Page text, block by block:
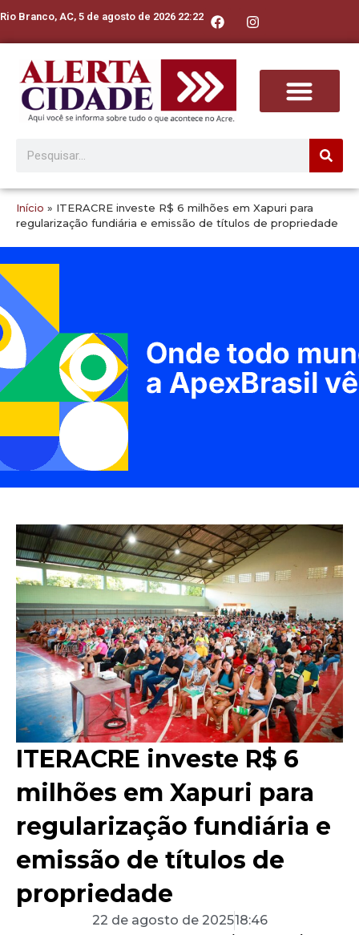
Rio Branco, AC, 5 de agosto de 2026 22:22
Início » ITERACRE investe R$ 6 milhões em Xapuri para
regularização fundiária e emissão de títulos de propriedade
ITERACRE investe R$ 6
milhões em Xapuri para
regularização fundiária e
emissão de títulos de
propriedade
22 de agosto de 202518:46